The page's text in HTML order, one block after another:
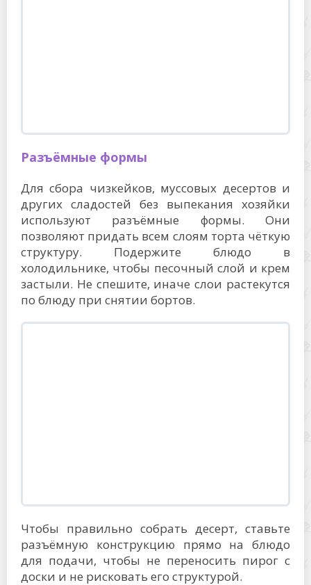
Разъёмные формы
Для сбора чизкейков, муссовых десертов и
других сладостей без выпекания хозяйки
используют разъёмные формы. Они
позволяют придать всем слоям торта чёткую
структуру. Подержите блюдо в
холодильнике, чтобы песочный слой и крем
застыли. Не спешите, иначе слои растекутся
по блюду при снятии бортов.
Чтобы правильно собрать десерт, ставьте
разъёмную конструкцию прямо на блюдо
для подачи, чтобы не переносить пирог с
доски и не рисковать его структурой.